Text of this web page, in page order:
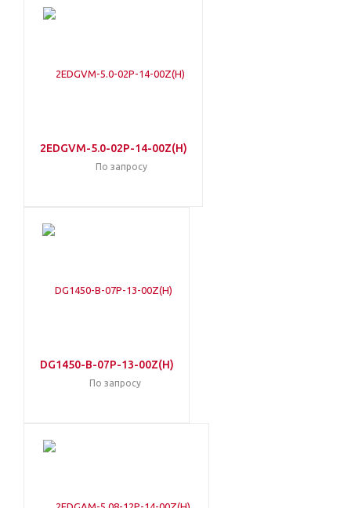
2EDGVM-5.0-02P-14-00Z(H)
По запросу
DG1450-B-07P-13-00Z(H)
По запросу